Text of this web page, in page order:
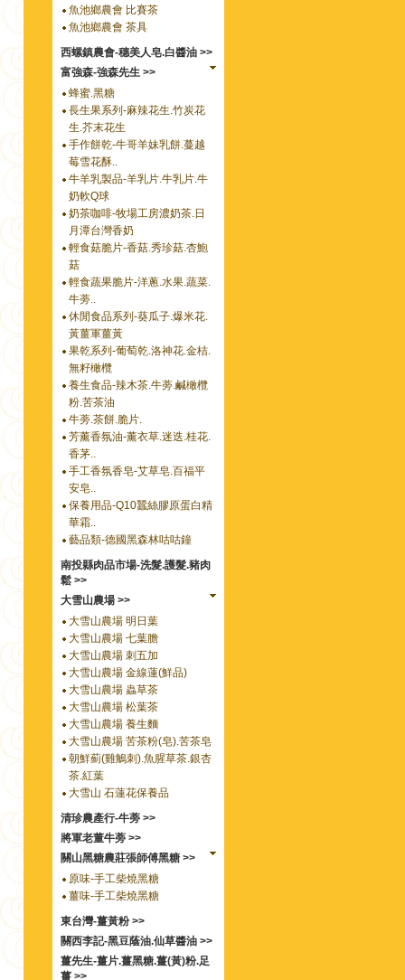
魚池鄉農會 比賽茶
魚池鄉農會 茶具
西螺鎮農會-穗美人皂.白醬油 >>
富強森-強森先生 >>
蜂蜜.黑糖
長生果系列-麻辣花生.竹炭花
生.芥末花生
手作餅乾-牛哥羊妹乳餅.蔓越
莓雪花酥..
牛羊乳製品-羊乳片.牛乳片.牛
奶軟Q球
奶茶咖啡-牧場工房濃奶茶.日
月潭台灣香奶
輕食菇脆片-香菇.秀珍菇.杏鮑
菇
輕食蔬果脆片-洋蔥.水果.蔬菜.
牛蒡..
休閒食品系列-葵瓜子.爆米花.
黃薑軍薑黃
果乾系列-葡萄乾.洛神花.金桔.
無籽橄欖
養生食品-辣木茶.牛蒡.鹹橄欖
粉.苦茶油
牛蒡.茶餅.脆片.
芳薰香氛油-薰衣草.迷迭.桂花.
香茅..
手工香氛香皂-艾草皂.百福平
安皂..
保養用品-Q10蠶絲膠原蛋白精
華霜..
藝品類-德國黑森林咕咕鐘
南投縣肉品市場-洗髮.護髮.豬肉
鬆 >>
大雪山農場 >>
大雪山農場 明日葉
大雪山農場 七葉膽
大雪山農場 刺五加
大雪山農場 金線蓮(鮮品)
大雪山農場 蟲草茶
大雪山農場 松葉茶
大雪山農場 養生麵
大雪山農場 苦茶粉(皂).苦茶皂
朝鮮薊(雞鵤刺).魚腥草茶.銀杏
茶.紅葉
大雪山 石蓮花保養品
清珍農產行-牛蒡 >>
將軍老董牛蒡 >>
關山黑糖農莊張師傅黑糖 >>
原味-手工柴燒黑糖
薑味-手工柴燒黑糖
東台灣-薑黃粉 >>
關西李記-黑豆蔭油.仙草醬油 >>
薑先生-薑片.薑黑糖.薑(黃)粉.足
薑 >>